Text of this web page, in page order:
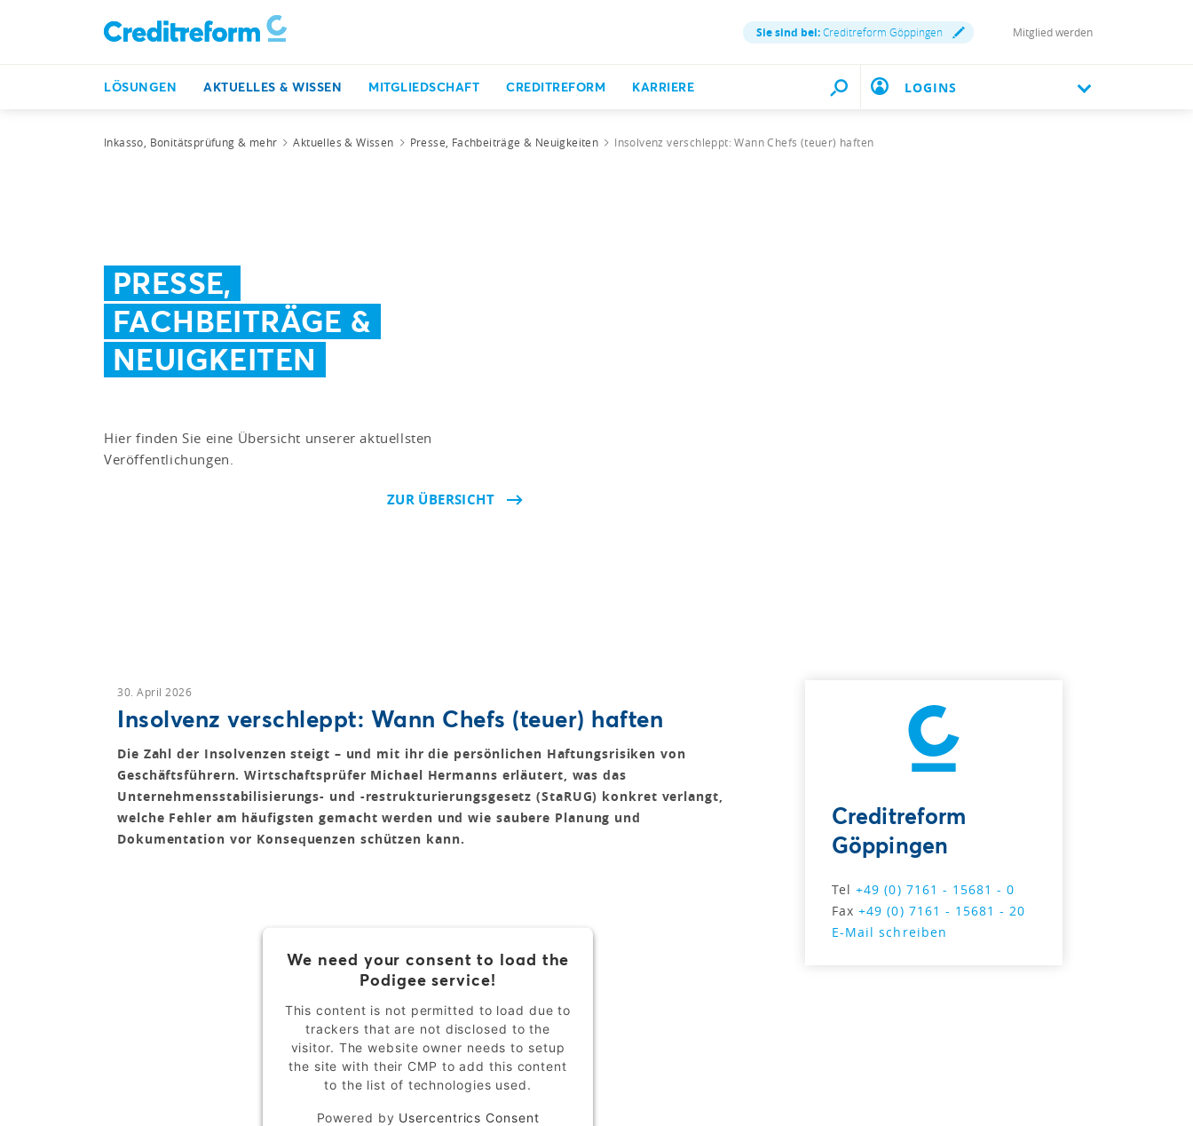
Sie sind bei:Creditreform Göppingen Mitglied werden
LÖSUNGEN AKTUELLES & WISSEN MITGLIEDSCHAFT CREDITREFORM KARRIERE LOGINS
Inkasso, Bonitätsprüfung & mehr Aktuelles & Wissen Presse, Fachbeiträge & Neuigkeiten Insolvenz verschleppt: Wann Chefs (teuer) haften
PRESSE,
FACHBEITRÄGE &
NEUIGKEITEN
Hier finden Sie eine Übersicht unserer aktuellsten
Veröffentlichungen.
ZUR ÜBERSICHT
30. April 2026
Insolvenz verschleppt: Wann Chefs (teuer) haften
Die Zahl der Insolvenzen steigt – und mit ihr die persönlichen Haftungsrisiken von
Geschäftsführern. Wirtschaftsprüfer Michael Hermanns erläutert, was das
Unternehmensstabilisierungs- und -restrukturierungsgesetz (StaRUG) konkret verlangt,
welche Fehler am häufigsten gemacht werden und wie saubere Planung und
Dokumentation vor Konsequenzen schützen kann.
We need your consent to load the
Podigee service!
This content is not permitted to load due to
trackers that are not disclosed to the
visitor. The website owner needs to setup
the site with their CMP to add this content
to the list of technologies used.
Powered by Usercentrics Consent
Creditreform
Göppingen
Tel+49 (0) 7161 - 15681 - 0
Fax+49 (0) 7161 - 15681 - 20
E-Mail schreiben